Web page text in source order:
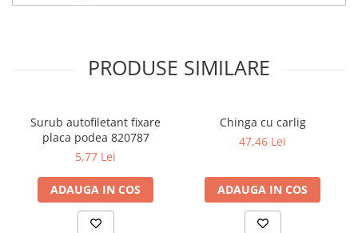
PRODUSE SIMILARE
Surub autofiletant fixare
placa podea 820787
5,77 Lei
ADAUGA IN COS
Chinga cu carlig
47,46 Lei
ADAUGA IN COS